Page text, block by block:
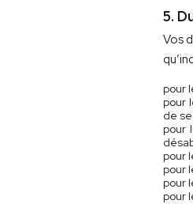
5.
Vos
pour
pour
de
pour
pour
pour
pour
pour